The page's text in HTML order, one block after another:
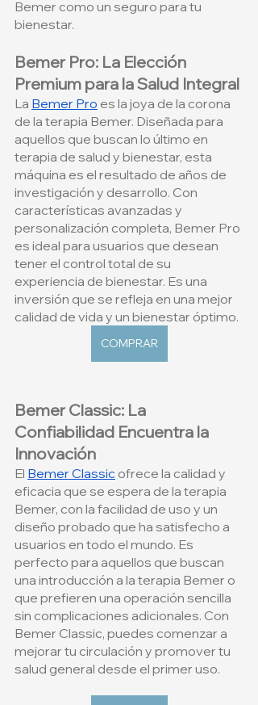
Bemer como un seguro para tu
bienestar.
Bemer Pro: La Elección
Premium para la Salud Integral
La Bemer Pro es la joya de la corona
de la terapia Bemer. Diseñada para
aquellos que buscan lo último en
terapia de salud y bienestar, esta
máquina es el resultado de años de
investigación y desarrollo. Con
características avanzadas y
personalización completa, Bemer Pro
es ideal para usuarios que desean
tener el control total de su
experiencia de bienestar. Es una
inversión que se refleja en una mejor
calidad de vida y un bienestar óptimo.
COMPRAR
Bemer Classic: La
Confiabilidad Encuentra la
Innovación
El Bemer Classic ofrece la calidad y
eficacia que se espera de la terapia
Bemer, con la facilidad de uso y un
diseño probado que ha satisfecho a
usuarios en todo el mundo. Es
perfecto para aquellos que buscan
una introducción a la terapia Bemer o
que prefieren una operación sencilla
sin complicaciones adicionales. Con
Bemer Classic, puedes comenzar a
mejorar tu circulación y promover tu
salud general desde el primer uso.